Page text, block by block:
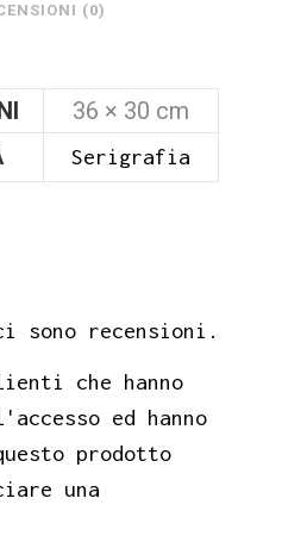
(0)
36 × 30 cm
Serigrafia
sono recensioni.
che hanno
ed hanno
prodotto
una